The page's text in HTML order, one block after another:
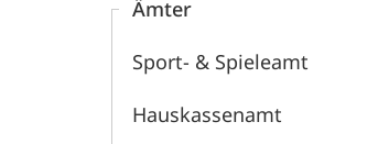
Ämter
Sport- & Spieleamt
Hauskassenamt